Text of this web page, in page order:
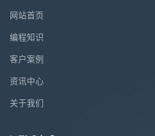
网站首页
编程知识
客户案例
资讯中心
关于我们